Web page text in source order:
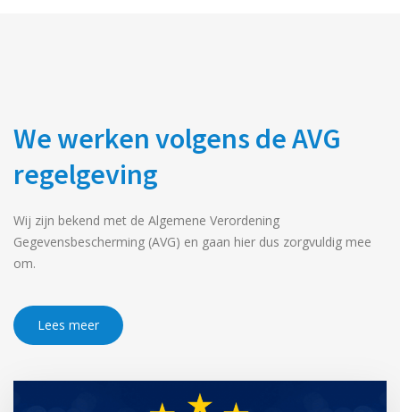
We werken volgens de AVG
regelgeving
Wij zijn bekend met de Algemene Verordening
Gegevensbescherming (AVG) en gaan hier dus zorgvuldig mee
om.
Lees meer